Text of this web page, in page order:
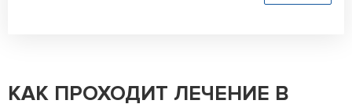
КАК ПРОХОДИТ ЛЕЧЕНИЕ В